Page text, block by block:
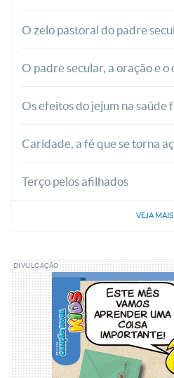
O zelo pastoral do padre
O padre secular, a oração e
Os efeitos do jejum na saúde
Caridade, a fé que se torna
Terço pelos afilhados
VEJA MAIS
DIVULGAÇÃO